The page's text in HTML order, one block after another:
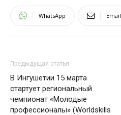
WhatsApp Email
Предыдущая статья
В Ингушетии 15 марта
стартует региональный
чемпионат «Молодые
профессионалы» (Worldskills